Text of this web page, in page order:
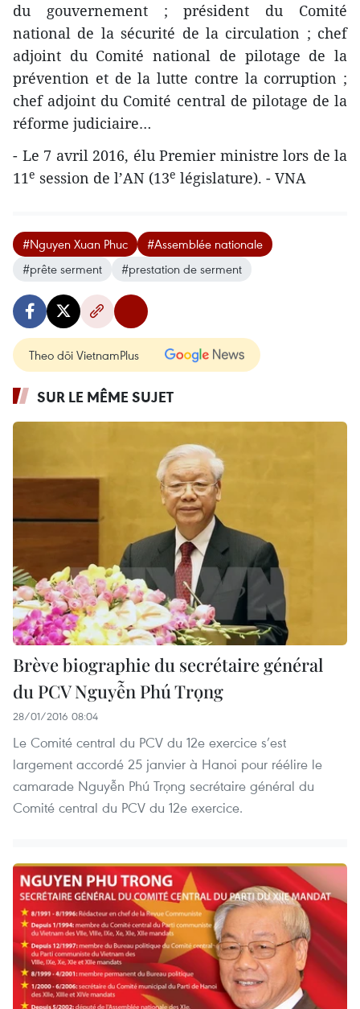
du gouvernement ; président du Comité
national de la sécurité de la circulation ; chef
adjoint du Comité national de pilotage de la
prévention et de la lutte contre la corruption ;
chef adjoint du Comité central de pilotage de la
réforme judiciaire…
- Le 7 avril 2016, élu Premier ministre lors de la
11e session de l’AN (13e législature). - VNA
#Nguyen Xuan Phuc
#Assemblée nationale
#prête serment
#prestation de serment
Theo dõi VietnamPlus
SUR LE MÊME SUJET
Brève biographie du secrétaire général
du PCV Nguyễn Phú Trọng
28/01/2016 08:04
Le Comité central du PCV du 12e exercice s’est
largement accordé 25 janvier à Hanoi pour réélire le
camarade Nguyễn Phú Trọng secrétaire général du
Comité central du PCV du 12e exercice.